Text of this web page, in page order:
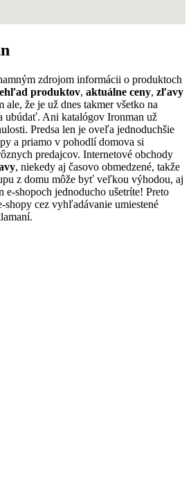
zdrojom informácii o produktoch
produktov, aktuálne ceny, zľavy
ale, že je už dnes takmer všetko na
ubúdať. Ani katalógov Ironman už
Predsa len je oveľa jednoduchšie
a priamo v pohodlí domova si
predajcov. Internetové obchody
, niekedy aj časovo obmedzené, takže
z domu môže byť veľkou výhodou, aj
e-shopoch jednoducho ušetríte! Preto
cez vyhľadávanie umiestené